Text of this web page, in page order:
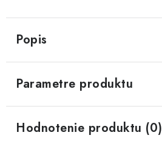
Popis
Parametre produktu
Hodnotenie produktu (0)